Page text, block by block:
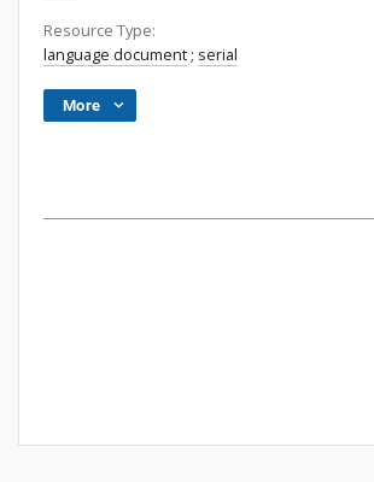
Resource Type:
language document ; serial
More